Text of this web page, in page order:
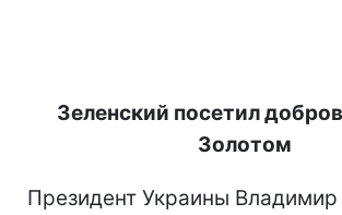
Зеленский посетил
Золотом
Президент Украины Владимир